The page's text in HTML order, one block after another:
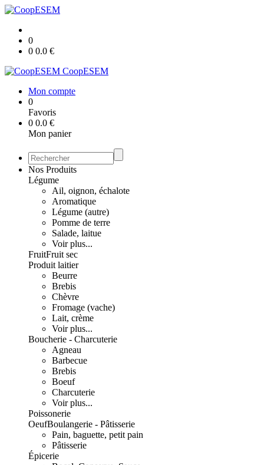
0
0 0.0 €
CoopESEM
Mon compte
0
Favoris
0 0.0 €
Mon panier
Nos Produits
Légume
Ail, oignon, échalote
Aromatique
Légume (autre)
Pomme de terre
Salade, laitue
Voir plus...
FruitFruit sec
Produit laitier
Beurre
Brebis
Chèvre
Fromage (vache)
Lait, crème
Voir plus...
Boucherie - Charcuterie
Agneau
Barbecue
Brebis
Boeuf
Charcuterie
Voir plus...
Poissonerie
OeufBoulangerie - Pâtisserie
Pain, baguette, petit pain
Pâtisserie
Épicerie